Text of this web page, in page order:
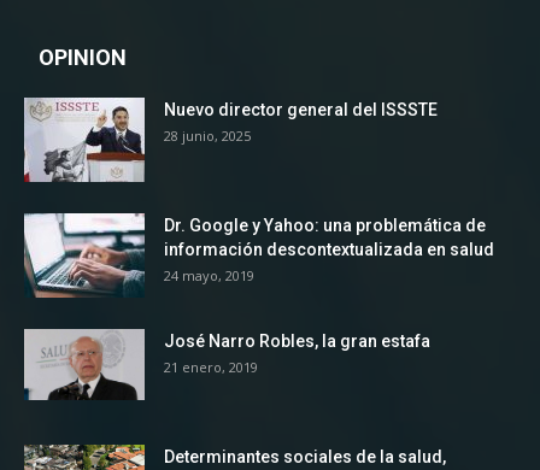
OPINION
Nuevo director general del ISSSTE
28 junio, 2025
Dr. Google y Yahoo: una problemática de
información descontextualizada en salud
24 mayo, 2019
José Narro Robles, la gran estafa
21 enero, 2019
Determinantes sociales de la salud,